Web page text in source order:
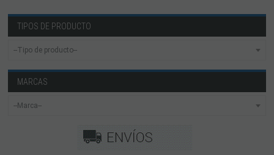
TIPOS DE PRODUCTO
MARCAS